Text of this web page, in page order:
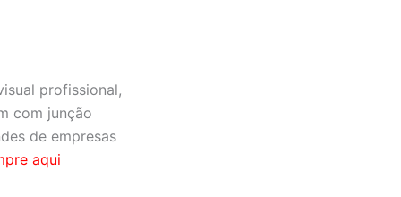
profissional,
com junção
de empresas
aqui